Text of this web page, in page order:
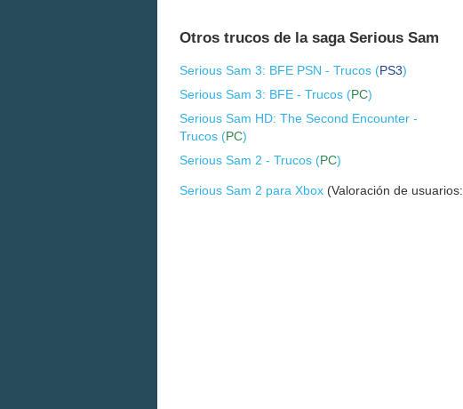
Otros trucos de la saga Serious Sam
Serious Sam 3: BFE PSN - Trucos (PS3)
Serious Sam 3: BFE - Trucos (PC)
Serious Sam HD: The Second Encounter -
Trucos (PC)
Serious Sam 2 - Trucos (PC)
Serious Sam 2 para Xbox (Valoración de usuarios: